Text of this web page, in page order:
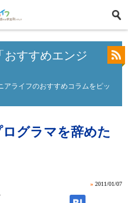
おすすめエンジ
アライフのおすすめコラムをピッ
ログラマを辞めた
» 2011/01/07